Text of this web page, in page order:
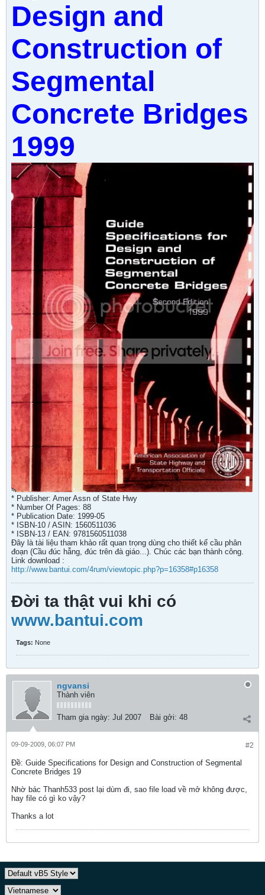
Design and
Construction of
Segmental
Concrete Bridges
1999
* Publisher: Amer Assn of State Hwy
* Number Of Pages: 88
* Publication Date: 1999-05
* ISBN-10 / ASIN: 1560511036
* ISBN-13 / EAN: 9781560511038
Đây là tài liệu tham khảo rất quan trọng dùng cho thiết kế cầu phân
đoạn (Cầu đúc hẫng, đúc trên đà giáo...). Chúc các bạn thành công.
Link download :
http://www.bantui.com/4rum/viewtopic.php?p=16358#p16358
Đời ta thật vui khi có
www.bantui.com
Tags: None
ngvansi
Thành viên
Tham gia ngày: Jul 2007 Bài gởi: 48
#2
09-09-2009, 06:07 PM
Ðề: Guide Specifications for Design and Construction of Segmental
Concrete Bridges 19
Nhờ bác Thanh533 post lại dùm đi, sao file load về mở không được,
hay file có gì ko vậy?
Thanks a lot